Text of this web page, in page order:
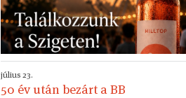
július 23.
50 év után bezárt a BB